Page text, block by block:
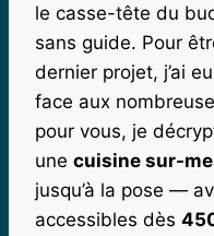
le casse-tête du
sans guide. Pour
dernier projet, j’ai
face aux
pour vous, je
une cuisine sur-
jusqu’à la pose —
accessibles dès